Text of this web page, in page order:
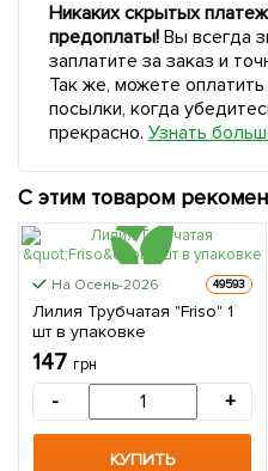
Никаких скрытых
предоплаты!Вы всегда
заплатите за заказ и
Так же, можете
посылки, когда
прекрасно. Узнать
С этим товаром
На Осень-2026 49593
Лилия Трубчатая "Friso" 1
шт в упаковке
147 грн
- +
КУПИТЬ